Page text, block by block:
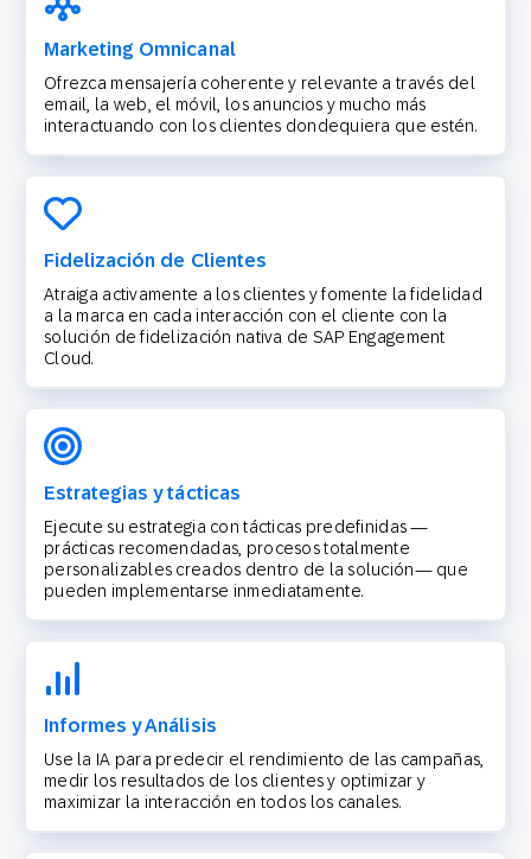
Marketing Omnicanal
Ofrezca mensajería coherente y relevante a través del
email, la web, el móvil, los anuncios y mucho más
interactuando con los clientes dondequiera que estén.
Fidelización de Clientes
Atraiga activamente a los clientes y fomente la fidelidad
a la marca en cada interacción con el cliente con la
solución de fidelización nativa de SAP Engagement
Cloud.
Estrategias y tácticas
Ejecute su estrategia con tácticas predefinidas —
prácticas recomendadas, procesos totalmente
personalizables creados dentro de la solución— que
pueden implementarse inmediatamente.
Informes y Análisis
Use la IA para predecir el rendimiento de las campañas,
medir los resultados de los clientes y optimizar y
maximizar la interacción en todos los canales.